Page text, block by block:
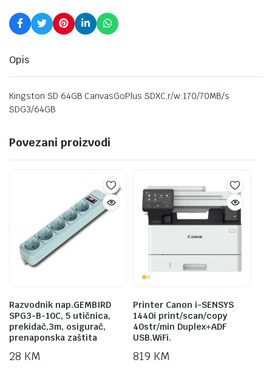
Opis
Kingston SD 64GB CanvasGoPlus SDXC,r/w:170/70MB/s
SDG3/64GB
Povezani proizvodi
Razvodnik nap.GEMBIRD
SPG3-B-10C, 5 utičnica,
prekidač,3m, osigurač,
prenaponska zaštita
28 KM
Printer Canon i-SENSYS
1440i print/scan/copy
40str/min Duplex+ADF
USB.WiFi.
819 KM